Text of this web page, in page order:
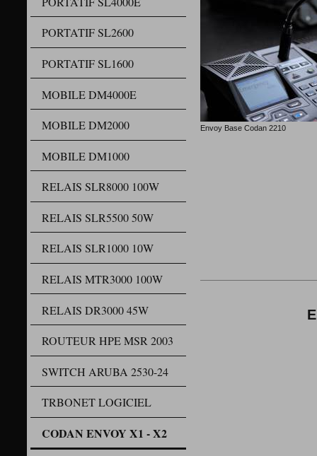
PORTATIF SL2600
PORTATIF SL1600
MOBILE DM4000E
MOBILE DM2000
MOBILE DM1000
RELAIS SLR8000 100W
RELAIS SLR5500 50W
RELAIS SLR1000 10W
RELAIS MTR3000 100W
RELAIS DR3000 45W
ROUTEUR HPE MSR 2003
SWITCH ARUBA 2530-24
TRBONET LOGICIEL
CODAN ENVOY X1 - X2
Envoy Base Codan 2210